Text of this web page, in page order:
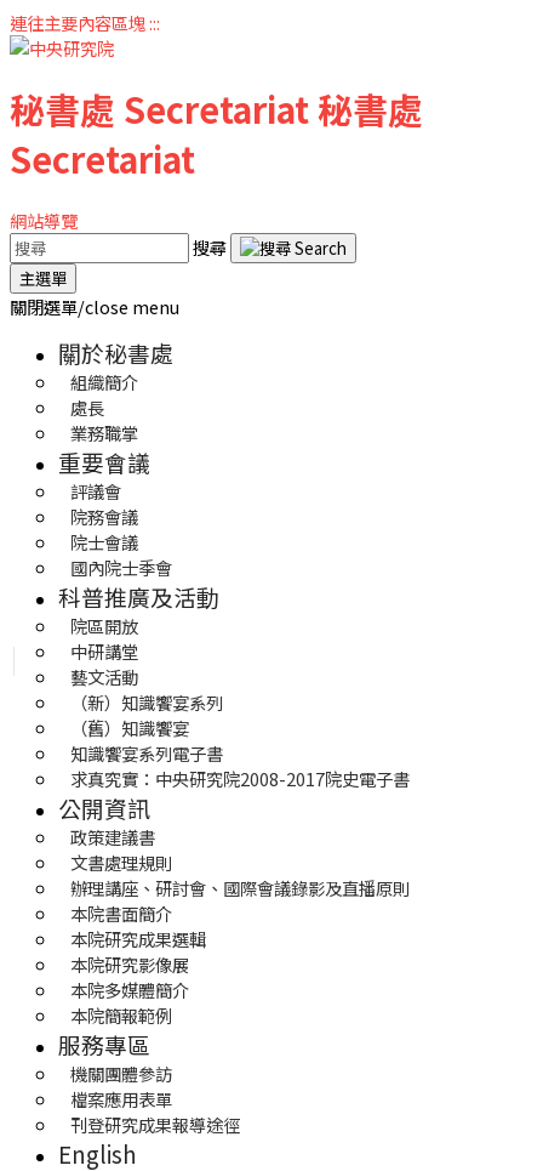
連往主要內容區塊:::
秘書處 Secretariat秘書處
Secretariat
網站導覽
搜尋
主選單
關閉選單/close menu
關於秘書處
組織簡介
處長
業務職掌
重要會議
評議會
院務會議
院士會議
國內院士季會
科普推廣及活動
院區開放
中研講堂
藝文活動
（新）知識饗宴系列
（舊）知識饗宴
知識饗宴系列電子書
求真究實：中央研究院2008-2017院史電子書
公開資訊
政策建議書
文書處理規則
辦理講座、研討會、國際會議錄影及直播原則
本院書面簡介
本院研究成果選輯
本院研究影像展
本院多媒體簡介
本院簡報範例
服務專區
機關團體參訪
檔案應用表單
刊登研究成果報導途徑
English